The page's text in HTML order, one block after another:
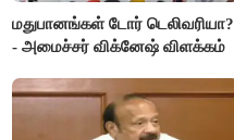
மதுபானங்கள் டோர் டெலிவரியா?
- அமைச்சர் விக்னேஷ் விளக்கம்